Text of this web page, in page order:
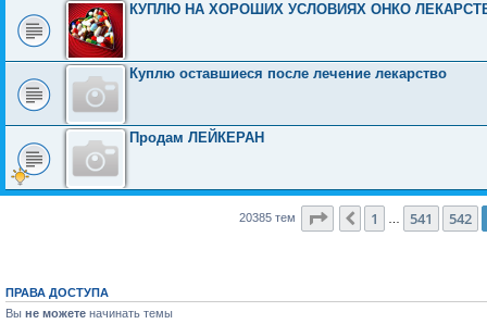
КУПЛЮ НА ХОРОШИХ УСЛОВИЯХ ОНКО ЛЕКАРСТВА
Куплю оставшиеся после лечение лекарство
Продам ЛЕЙКЕРАН
20385 тем Страница 543из 816
Пред.
1 541 542
ПРАВА ДОСТУПА
Вы не можете начинать темы